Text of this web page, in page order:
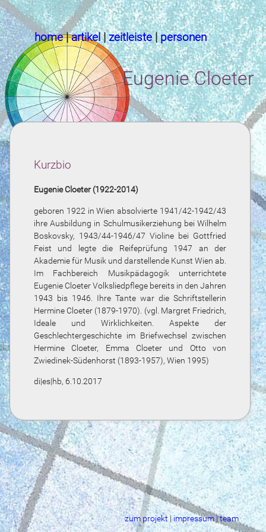
home|artikel|zeitleiste|personen
Eugenie Cloeter
Kurzbio
Eugenie Cloeter (1922-2014)
geboren 1922 in Wien absolvierte 1941/42-1942/43
ihre Ausbildung in Schulmusikerziehung bei Wilhelm
Boskovsky, 1943/44-1946/47 Violine bei Gottfried
Feist und legte die Reifeprüfung 1947 an der
Akademie für Musik und darstellende Kunst Wien ab.
Im Fachbereich Musikpädagogik unterrichtete
Eugenie Cloeter Volksliedpflege bereits in den Jahren
1943 bis 1946. Ihre Tante war die Schriftstellerin
Hermine Cloeter (1879-1970). (vgl. Margret Friedrich,
Ideale und Wirklichkeiten. Aspekte der
Geschlechtergeschichte im Briefwechsel zwischen
Hermine Cloeter, Emma Cloeter und Otto von
Zwiedinek-Südenhorst (1893-1957), Wien 1995)
di|es|hb, 6.10.2017
zum projekt |impressum | team